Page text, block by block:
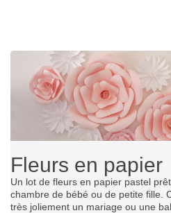
Fleurs en papier
Un lot de fleurs en papier pastel
chambre de bébé ou de petite fille.
très joliement un mariage ou une